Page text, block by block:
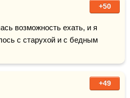
+50
возможность ехать, и я
+49